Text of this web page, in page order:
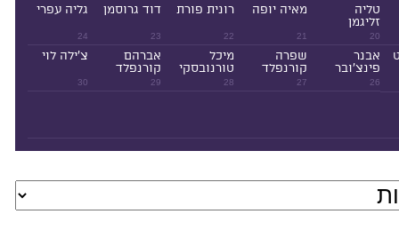
20
טליה
זליגמן
21
מאיה יופה
22
רונית פורת
23
דוד גרוסמן
24
גליה עפרי
26
אבנר
פינצ'ובר
27
שפרה
קורנפלד
28
מיכל
טורנובסקי
29
אברהם
קורנפלד
30
צ'ילה לוי